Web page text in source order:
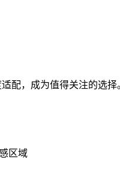
配，成为值得关注的选
区域